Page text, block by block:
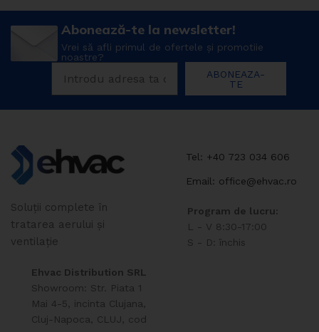
Abonează-te la newsletter!
Vrei să afli primul de ofertele și promotiie
noastre?
ABONEAZA-
TE
Soluții complete în
tratarea aerului și
ventilație
Ehvac Distribution SRL
Showroom: Str. Piata 1
Mai 4-5, incinta Clujana,
Cluj-Napoca, CLUJ, cod
Tel: +40 723 034 606
Email: office@ehvac.ro
Program de lucru:
L - V 8:30-17:00
S - D: închis